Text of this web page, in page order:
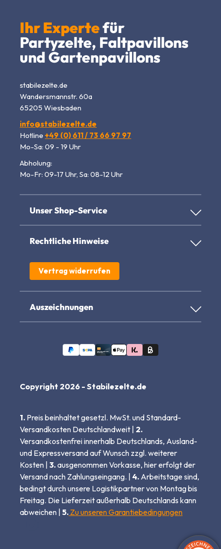
Ihr Expertefür
Partyzelte, Faltpavillons
und Gartenpavillons
stabilezelte.de
Wandersmannstr. 60a
65205 Wiesbaden
info@stabilezelte.de
Hotline +49 (0) 611 / 73 66 97 97
Mo-Sa: 09 - 19 Uhr
Abholung:
Mo-Fr: 09-17 Uhr, Sa: 08-12 Uhr
Unser Shop-Service
Rechtliche Hinweise
Vertrag widerrufen
Auszeichnungen
Copyright 2026 - Stabilezelte.de
1. Preis beinhaltet gesetzl. MwSt. und Standard-
Versandkosten Deutschlandweit | 2.
Versandkostenfrei innerhalb Deutschlands, Ausland-
und Expressversand auf Wunsch zzgl. weiterer
Kosten | 3.ausgenommen Vorkasse, hier erfolgt der
Versand nach Zahlungseingang. | 4. Arbeitstage sind,
bedingt durch unsere Logistikpartner von Montag bis
Freitag. Die Lieferzeit außerhalb Deutschlands kann
abweichen | 5. Zu unseren Garantiebedingungen